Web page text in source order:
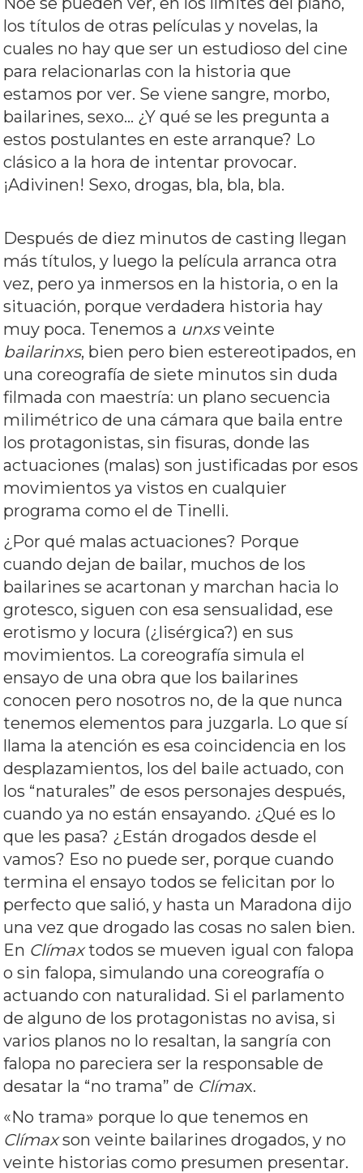
los títulos de otras películas y novelas, la
cuales no hay que ser un estudioso del cine
para relacionarlas con la historia que
estamos por ver. Se viene sangre, morbo,
bailarines, sexo… ¿Y qué se les pregunta a
estos postulantes en este arranque? Lo
clásico a la hora de intentar provocar.
¡Adivinen! Sexo, drogas, bla, bla, bla.
Después de diez minutos de casting llegan
más títulos, y luego la película arranca otra
vez, pero ya inmersos en la historia, o en la
situación, porque verdadera historia hay
muy poca. Tenemos a unxsveinte
bailarinxs, bien pero bien estereotipados, en
una coreografía de siete minutos sin duda
filmada con maestría: un plano secuencia
milimétrico de una cámara que baila entre
los protagonistas, sin fisuras, donde las
actuaciones (malas) son justificadas por esos
movimientos ya vistos en cualquier
programa como el de Tinelli.
¿Por qué malas actuaciones? Porque
cuando dejan de bailar, muchos de los
bailarines se acartonan y marchan hacia lo
grotesco, siguen con esa sensualidad, ese
erotismo y locura (¿lisérgica?) en sus
movimientos. La coreografía simula el
ensayo de una obra que los bailarines
conocen pero nosotros no, de la que nunca
tenemos elementos para juzgarla. Lo que sí
llama la atención es esa coincidencia en los
desplazamientos, los del baile actuado, con
los “naturales” de esos personajes después,
cuando ya no están ensayando. ¿Qué es lo
que les pasa? ¿Están drogados desde el
vamos? Eso no puede ser, porque cuando
termina el ensayo todos se felicitan por lo
perfecto que salió, y hasta un Maradona dijo
una vez que drogado las cosas no salen bien.
En Clímaxtodos se mueven igual con falopa
o sin falopa, simulando una coreografía o
actuando con naturalidad. Si el parlamento
de alguno de los protagonistas no avisa, si
varios planos no lo resaltan, la sangría con
falopa no pareciera ser la responsable de
desatar la “no trama” de Clímax.
«No trama» porque lo que tenemos en
Clímaxson veinte bailarines drogados, y no
veinte historias como presumen presentar.